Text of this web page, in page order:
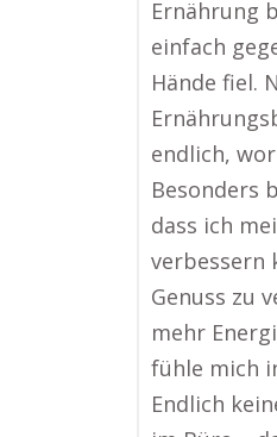
Ernährung
einfach
Hände fiel.
endlich,
Besonders
dass ich
verbessern
Genuss zu
mehr
fühle mich
Endlich